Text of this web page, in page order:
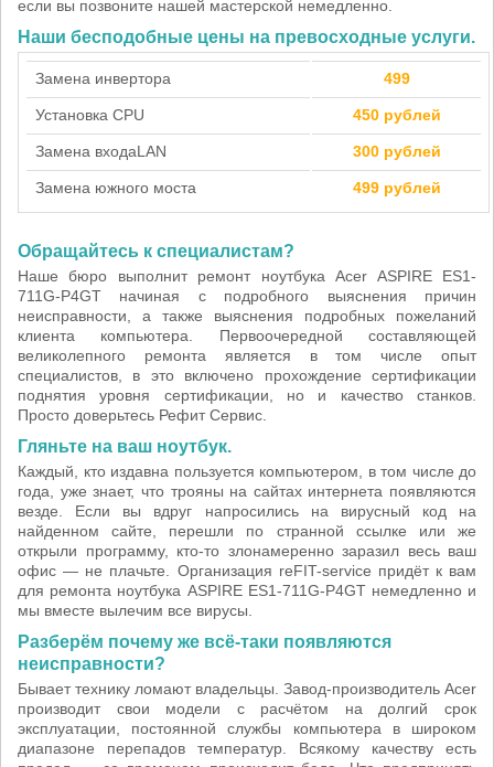
если вы позвоните нашей мастерской немедленно.
Наши бесподобные цены на превосходные услуги.
Замена инвертора 499
Установка CPU 450 рублей
Замена входаLAN 300 рублей
Замена южного моста 499 рублей
Обращайтесь к специалистам?
Наше бюро выполнит ремонт ноутбука Acer ASPIRE ES1-
711G-P4GT начиная с подробного выяснения причин
неисправности, а также выяснения подробных пожеланий
клиента компьютера. Первоочередной составляющей
великолепного ремонта является в том числе опыт
специалистов, в это включено прохождение сертификации
поднятия уровня сертификации, но и качество станков.
Просто доверьтесь Рефит Сервис.
Гляньте на ваш ноутбук.
Каждый, кто издавна пользуется компьютером, в том числе до
года, уже знает, что трояны на сайтах интернета появляются
везде. Если вы вдруг напросились на вирусный код на
найденном сайте, перешли по странной ссылке или же
открыли программу, кто-то злонамеренно заразил весь ваш
офис — не плачьте. Организация reFIT-service придёт к вам
для ремонта ноутбука ASPIRE ES1-711G-P4GT немедленно и
мы вместе вылечим все вирусы.
Разберём почему же всё-таки появляются
неисправности?
Бывает технику ломают владельцы. Завод-производитель Acer
производит свои модели с расчётом на долгий срок
эксплуатации, постоянной службы компьютера в широком
диапазоне перепадов температур. Всякому качеству есть